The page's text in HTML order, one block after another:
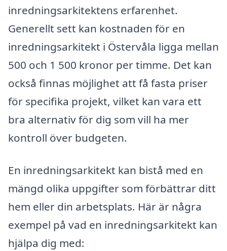
inredningsarkitektens erfarenhet.
Generellt sett kan kostnaden för en
inredningsarkitekt i Östervåla ligga mellan
500 och 1 500 kronor per timme. Det kan
också finnas möjlighet att få fasta priser
för specifika projekt, vilket kan vara ett
bra alternativ för dig som vill ha mer
kontroll över budgeten.
En inredningsarkitekt kan bistå med en
mängd olika uppgifter som förbättrar ditt
hem eller din arbetsplats. Här är några
exempel på vad en inredningsarkitekt kan
hjälpa dig med: